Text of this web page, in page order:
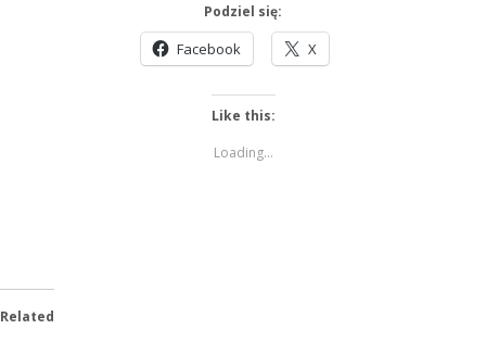
Podziel się:
Facebook X
Like this:
Loading...
Related